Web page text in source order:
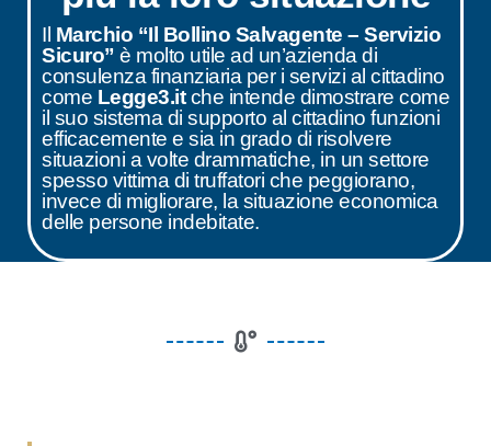
Il Marchio “Il Bollino Salvagente – Servizio
Sicuro” è molto utile ad un’azienda di
consulenza finanziaria per i servizi al cittadino
come Legge3.itche intende dimostrare come
il suo sistema di supporto al cittadino funzioni
efficacemente e sia in grado di risolvere
situazioni a volte drammatiche, in un settore
spesso vittima di truffatori che peggiorano,
invece di migliorare, la situazione economica
delle persone indebitate.